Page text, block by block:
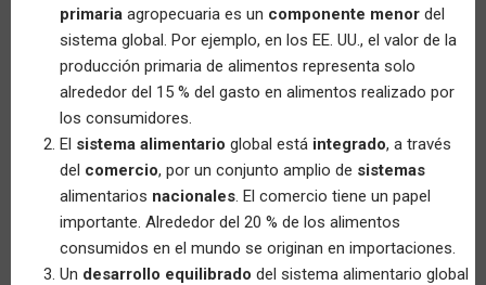
primaria agropecuaria es un componente menor del
sistema global. Por ejemplo, en los EE. UU., el valor de la
producción primaria de alimentos representa solo
alrededor del 15 % del gasto en alimentos realizado por
los consumidores.
El sistema alimentario global está integrado, a través
del comercio, por un conjunto amplio de sistemas
alimentarios nacionales. El comercio tiene un papel
importante. Alrededor del 20 % de los alimentos
consumidos en el mundo se originan en importaciones.
Un desarrollo equilibrado del sistema alimentario global